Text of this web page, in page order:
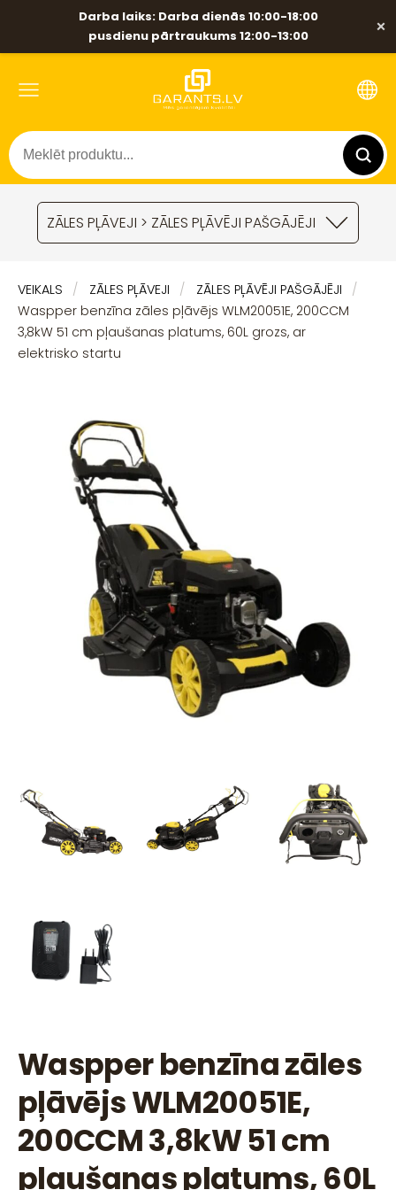
Darba laiks: Darba dienās 10:00-18:00
pusdienu pārtraukums 12:00-13:00
×
ZĀLES PĻĀVEJI > ZĀLES PĻĀVĒJI PAŠGĀJĒJI
VEIKALS ZĀLES PĻĀVEJI
ZĀLES PĻĀVĒJI PAŠGĀJĒJI
Waspper benzīna zāles pļāvējs WLM20051E, 200CCM
3,8kW 51 cm pļaušanas platums, 60L grozs, ar
elektrisko startu
Waspper benzīna zāles
pļāvējs WLM20051E,
200CCM 3,8kW 51 cm
pļaušanas platums, 60L